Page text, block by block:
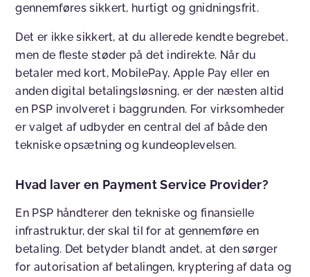
gennemføres sikkert, hurtigt og gnidningsfrit.
Det er ikke sikkert, at du allerede kendte begrebet,
men de fleste støder på det indirekte. Når du
betaler med kort, MobilePay, Apple Pay eller en
anden digital betalingsløsning, er der næsten altid
en PSP involveret i baggrunden. For virksomheder
er valget af udbyder en central del af både den
tekniske opsætning og kundeoplevelsen.
Hvad laver en Payment Service Provider?
En PSP håndterer den tekniske og finansielle
infrastruktur, der skal til for at gennemføre en
betaling. Det betyder blandt andet, at den sørger
for autorisation af betalingen, kryptering af data og